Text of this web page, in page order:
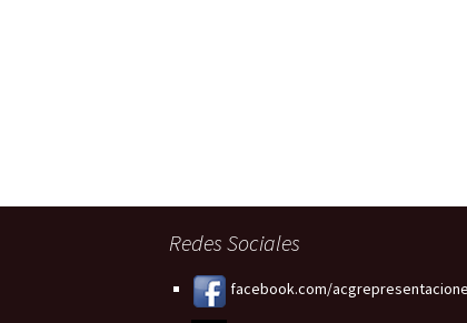
Redes Sociales
facebook.com/